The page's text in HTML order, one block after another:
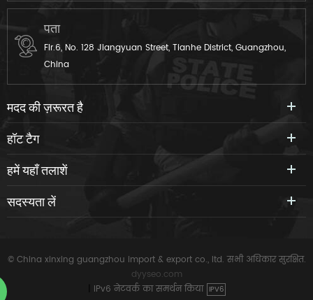
पता
Flr.6, No. 128 Jiangyuan Street, Tianhe District, Guangzhou,
China
मदद की ज़रूरत है
हॉट टैग
हमें यहाँ तलाशें
सदस्यता लें
© China xinxing guangzhou import & export co., ltd. सभी अधिकार सुरक्षित.
dyyseo.com
IPv6 नेटवर्क का समर्थन किया IPV6